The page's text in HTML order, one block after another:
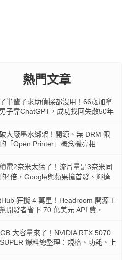
熱門文章
半輩子求助偵探都沒用！66歲加拿
子靠ChatGPT，成功找回失散50年
大廠墨水綁架！開源、無 DRM 限
「Open Printer」概念機亮相
電2奈米太猛了！流片量是3奈米同
4倍，Google與蘋果搶首發、輝達
狂攬 4 萬星！Headroom 開源工
開發者省下 70 萬美元 API 費，
大容量來了！NVIDIA RTX 5070
爆料總整理：規格、功耗、上